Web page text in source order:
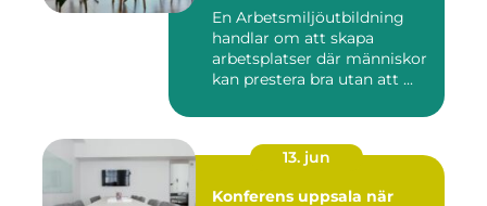
En Arbetsmiljöutbildning
handlar om att skapa
arbetsplatser där människor
kan prestera bra utan att ...
13. jun
Konferens uppsala när